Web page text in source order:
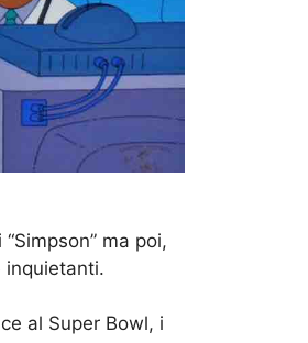
“Simpson” ma poi,
inquietanti.
al Super Bowl, i